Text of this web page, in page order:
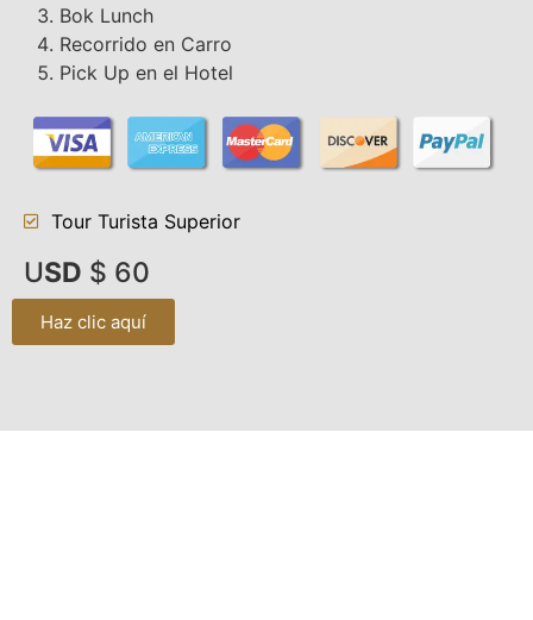
Bok Lunch
Recorrido en Carro
Pick Up en el Hotel
Tour Turista Superior
USD $ 60
Haz clic aquí